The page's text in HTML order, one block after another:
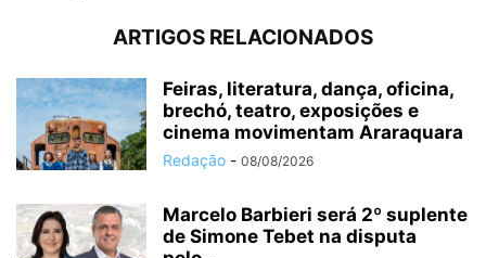
ARTIGOS RELACIONADOS
Feiras, literatura, dança, oficina,
brechó, teatro, exposições e
cinema movimentam Araraquara
Redação - 08/08/2026
Marcelo Barbieri será 2º suplente
de Simone Tebet na disputa